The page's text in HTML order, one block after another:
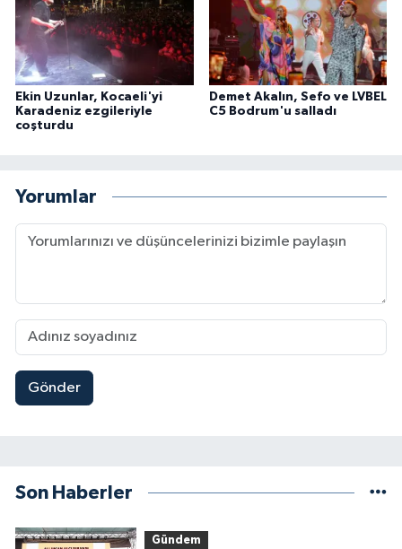
Ekin Uzunlar, Kocaeli'yi
Karadeniz ezgileriyle
coşturdu
Demet Akalın, Sefo ve LVBEL
C5 Bodrum'u salladı
Yorumlar
Gönder
Son Haberler
Gündem